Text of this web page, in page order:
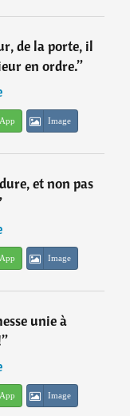
de la porte, il
en ordre.”
Image
et non pas
Image
unie à
”
Image